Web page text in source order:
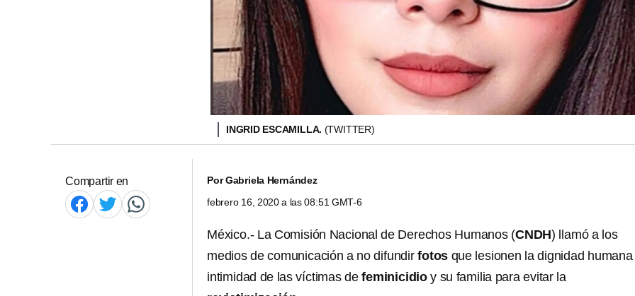
INGRID ESCAMILLA. (TWITTER)
Compartir en PorGabriela Hernández
febrero 16, 2020 a las 08:51 GMT-6
México.- La Comisión Nacional de Derechos Humanos (CNDH) llamó a los
medios de comunicación a no difundirfotos que lesionen la dignidad humana
intimidad de las víctimas defeminicidioy su familia para evitar la